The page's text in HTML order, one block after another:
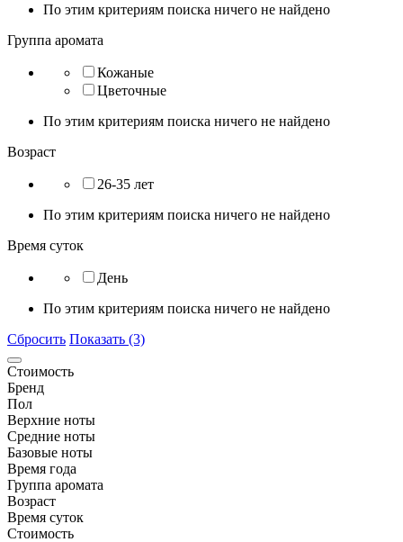
По этим критериям поиска ничего не найдено
Группа аромата
Кожаные
Цветочные
По этим критериям поиска ничего не найдено
Возраст
26-35 лет
По этим критериям поиска ничего не найдено
Время суток
День
По этим критериям поиска ничего не найдено
Сбросить Показать (3)
Стоимость
Бренд
Пол
Верхние ноты
Средние ноты
Базовые ноты
Время года
Группа аромата
Возраст
Время суток
Стоимость